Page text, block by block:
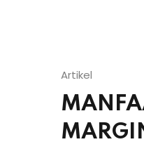
Artikel